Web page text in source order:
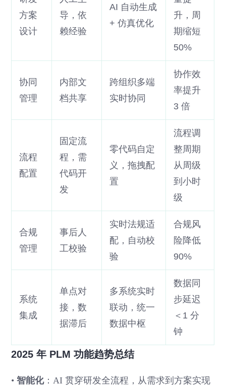
方案
设计
导，依
赖经验
AI 自动生成
+ 仿真优化
升，周
期缩短
50%
协同
管理
内部文
档共享
跨组织多端
实时协同
协作效
率提升
3 倍
流程
配置
固定流
程，需
代码开
发
零代码自定
义，拖拽配
置
流程调
整周期
从周级
到小时
级
合规
管理
事后人
工校验
实时法规适
配，自动校
验
合规风
险降低
90%
系统
集成
单点对
接，数
据滞后
多系统实时
联动，统一
数据中枢
数据同
步延迟
＜1 分
钟
2025 年 PLM 功能趋势总结
•智能化：AI 贯穿研发全流程，从需求到方案实现